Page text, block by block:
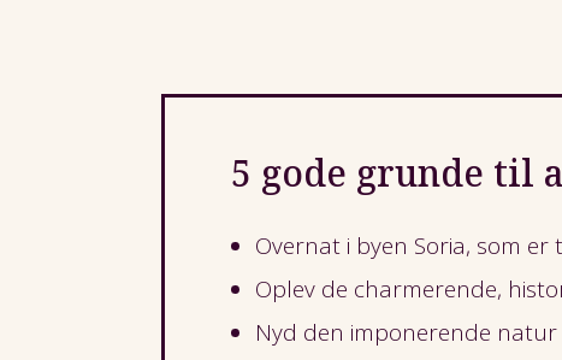
5 gode grunde til
Overnat i byen Soria, som
Oplev de charmerende,
Nyd den imponerende